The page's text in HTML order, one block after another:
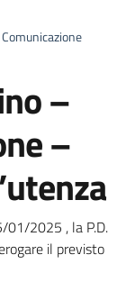
–
–
01/2025 , la P.D.
il previsto